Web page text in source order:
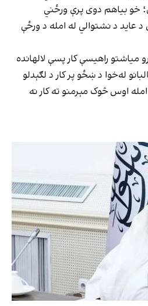
خو بیاهم دوی پرې ورځني
عاید د نشتوالي له امله د ورځې
میاشتو راهیسې کار پسې لالهانده
له‌خوا د ښځو پر کار د لګېدلو
اوس څوک مېرمنو ته کار نه